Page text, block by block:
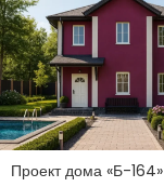
Проект дома «Б-164»